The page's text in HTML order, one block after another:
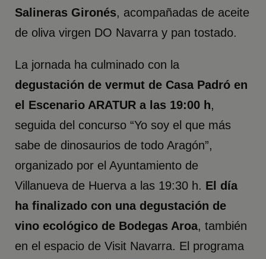
Salineras Gironés, acompañadas de aceite
de oliva virgen DO Navarra y pan tostado.
La jornada ha culminado con la
degustación de vermut de Casa Padró en
el Escenario ARATUR a las 19:00 h,
seguida del concurso “Yo soy el que más
sabe de dinosaurios de todo Aragón”,
organizado por el Ayuntamiento de
Villanueva de Huerva a las 19:30 h. El día
ha finalizado con una degustación de
vino ecológico de Bodegas Aroa, también
en el espacio de Visit Navarra. El programa